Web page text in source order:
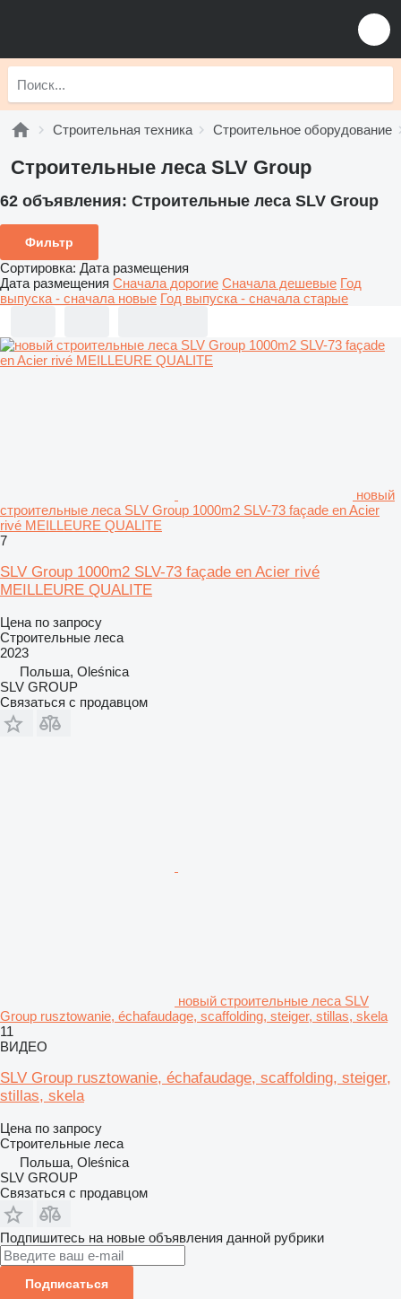
Строительная техника Строительное оборудование
Строительные леса SLV Group
62 объявления: Строительные леса SLV Group
Фильтр
Сортировка: Дата размещения
Дата размещения Сначала дорогие Сначала дешевые Год
выпуска - сначала новые Год выпуска - сначала старые
новый
строительные леса SLV Group 1000m2 SLV-73 façade en Acier
rivé MEILLEURE QUALITE
7
SLV Group 1000m2 SLV-73 façade en Acier rivé
MEILLEURE QUALITE
Цена по запросу
Строительные леса
2023
Польша, Oleśnica
SLV GROUP
Связаться с продавцом
новый строительные леса SLV
Group rusztowanie, échafaudage, scaffolding, steiger, stillas, skela
11
ВИДЕО
SLV Group rusztowanie, échafaudage, scaffolding, steiger,
stillas, skela
Цена по запросу
Строительные леса
Польша, Oleśnica
SLV GROUP
Связаться с продавцом
Подпишитесь на новые объявления данной рубрики
Подписаться